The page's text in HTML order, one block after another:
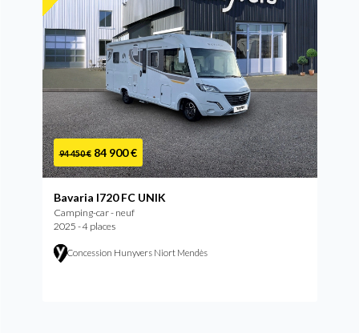
94 450 € 84 900 €
Bavaria I720 FC UNIK
Camping-car - neuf
2025 - 4 places
Concession Hunyvers Niort Mendès